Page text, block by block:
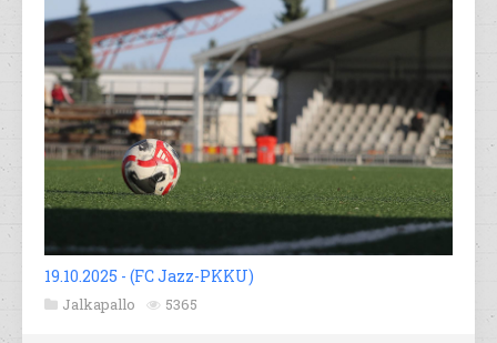
19.10.2025 - (FC Jazz-PKKU)
Jalkapallo 5365